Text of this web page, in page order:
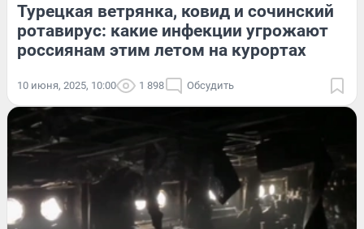
Турецкая ветрянка, ковид и сочинский
ротавирус: какие инфекции угрожают
россиянам этим летом на курортах
10 июня, 2025, 10:00 1 898 Обсудить